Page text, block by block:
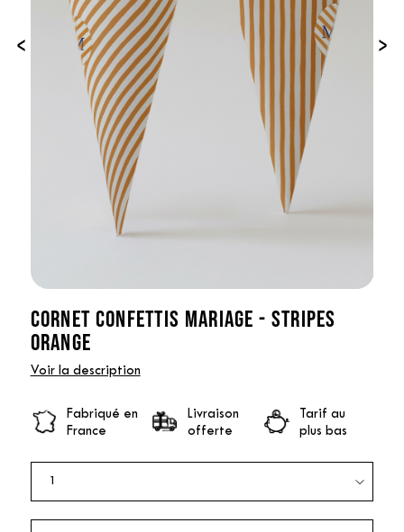
‹ ›
CORNET CONFETTIS MARIAGE - STRIPES
ORANGE
Voir la description
Fabriqué en
France
Livraison
offerte
Tarif au
plus bas